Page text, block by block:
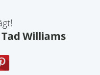
Tad Williams